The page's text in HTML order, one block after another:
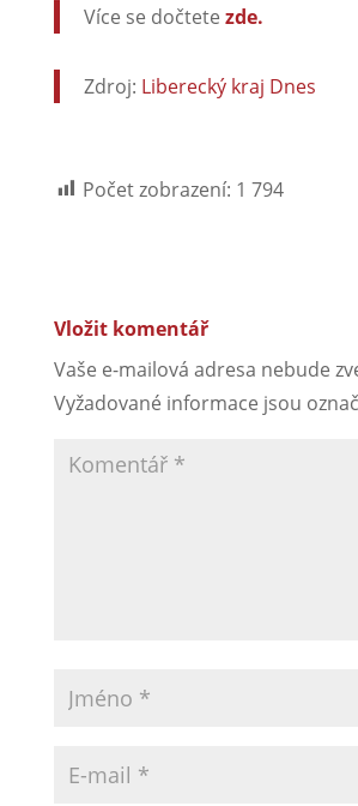
Více se dočtete zde.
Zdroj: Liberecký kraj Dnes
Počet zobrazení: 1 794
Vložit komentář
Vaše e-mailová adresa nebude
Vyžadované informace jsou